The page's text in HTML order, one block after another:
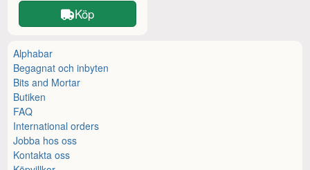
Köp
Alphabar
Begagnat och inbyten
Bits and Mortar
Butiken
FAQ
International orders
Jobba hos oss
Kontakta oss